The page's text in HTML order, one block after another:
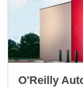
O'Reilly